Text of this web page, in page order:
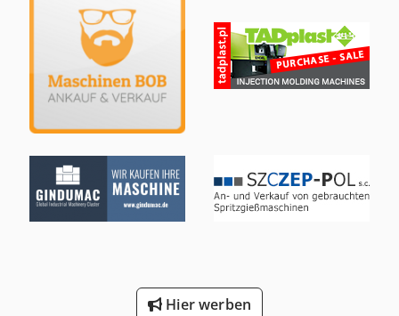
Hier werben